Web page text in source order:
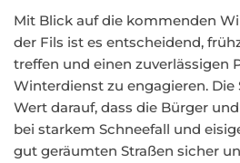
Mit Blick auf die kommenden
der Fils ist es entscheidend,
treffen und einen zuverlässigen
Winterdienst zu engagieren.
Wert darauf, dass die Bürger
bei starkem Schneefall und
gut geräumten Straßen sicher